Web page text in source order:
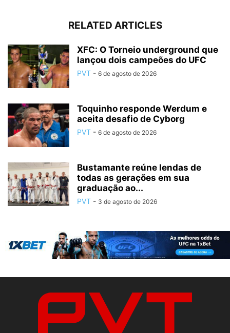
RELATED ARTICLES
XFC: O Torneio underground que
lançou dois campeões do UFC
PVT - 6 de agosto de 2026
Toquinho responde Werdum e
aceita desafio de Cyborg
PVT - 6 de agosto de 2026
Bustamante reúne lendas de
todas as gerações em sua
graduação ao...
PVT - 3 de agosto de 2026